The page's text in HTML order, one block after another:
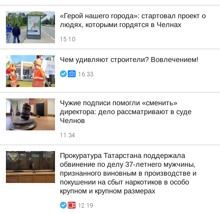
«Герой нашего города»: стартовал проект о
людях, которыми гордятся в Челнах
15:10
Чем удивляют строители? Вовлечением!
16:33
Чужие подписи помогли «сменить»
директора: дело рассматривают в суде
Челнов
11:34
Прокуратура Татарстана поддержала
обвинение по делу 37-летнего мужчины,
признанного виновным в производстве и
покушении на сбыт наркотиков в особо
крупном и крупном размерах
12:19